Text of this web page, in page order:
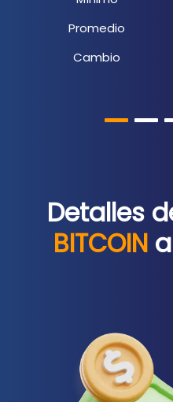
Promedio
Cambio
Detalles
BITCOINa